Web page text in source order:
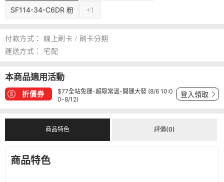
SF114-34-C6DR 粉 +1
付款方式：
線上刷卡 / 刷卡分期
運送方式：
宅配
本商品適用活動
折價券
$77全站免運-超取常溫-開運大發 (8/6 10:0
0-8/12)
登入領取
商品特色 評價(0)
商品特色